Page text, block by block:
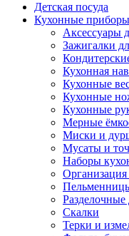
Детская посуда
Кухонные приборы
Аксессуары
Зажигалки
Кухонная
Кухонные
Кухонные
Кухонные
Мерные
Миски и
Мусаты и
Наборы
Организация
Разделочные
Скалки
Терки и